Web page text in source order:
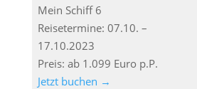
Mein Schiff 6
Reisetermine: 07.10. –
17.10.2023
Preis: ab 1.099 Euro p.P.
Jetzt buchen →